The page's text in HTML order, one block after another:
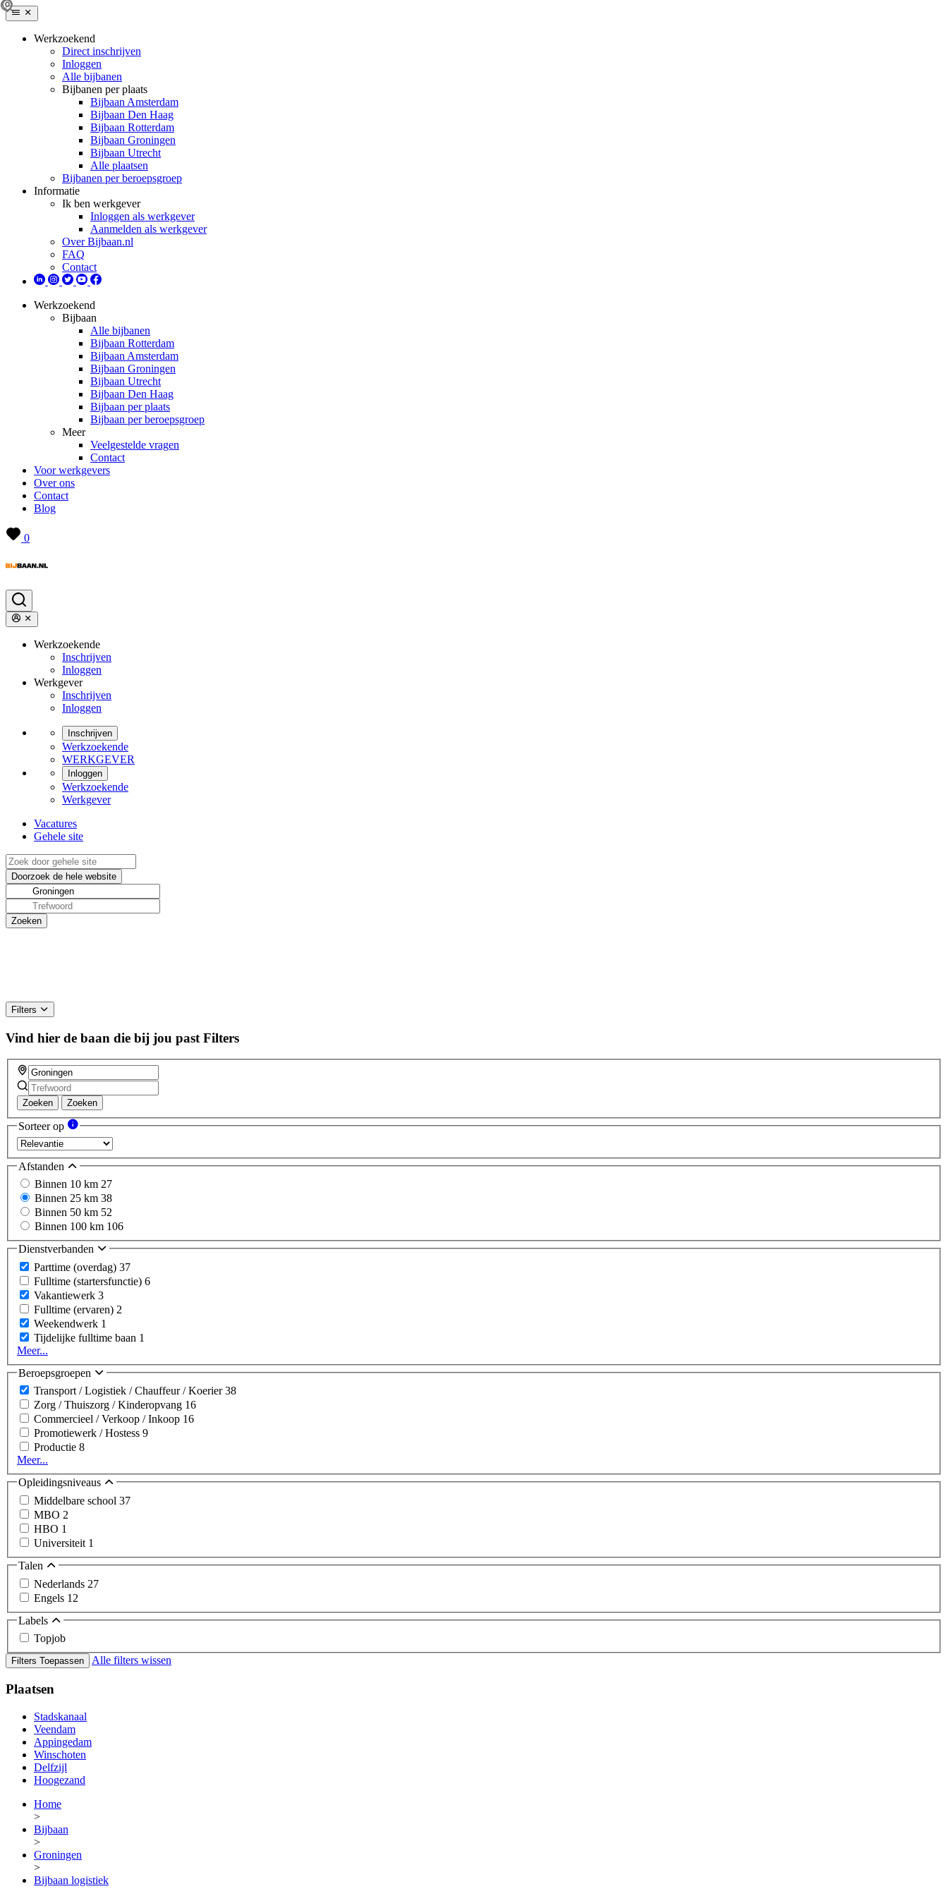
Werkzoekend
Direct inschrijven
Inloggen
Alle bijbanen
Bijbanen per plaats
Bijbaan Amsterdam
Bijbaan Den Haag
Bijbaan Rotterdam
Bijbaan Groningen
Bijbaan Utrecht
Alle plaatsen
Bijbanen per beroepsgroep
Informatie
Ik ben werkgever
Inloggen als werkgever
Aanmelden als werkgever
Over Bijbaan.nl
FAQ
Contact
Werkzoekend
Bijbaan
Alle bijbanen
Bijbaan Rotterdam
Bijbaan Amsterdam
Bijbaan Groningen
Bijbaan Utrecht
Bijbaan Den Haag
Bijbaan per plaats
Bijbaan per beroepsgroep
Meer
Veelgestelde vragen
Contact
Voor werkgevers
Over ons
Contact
Blog
0
Werkzoekende
Inschrijven
Inloggen
Werkgever
Inschrijven
Inloggen
Inschrijven
Werkzoekende
WERKGEVER
Inloggen
Werkzoekende
Werkgever
Vacatures
Gehele site
Filters
Vind hier de baan die bij jou past Filters
Zoeken Zoeken
Sorteer op
Afstanden
Binnen 10 km 27
Binnen 25 km 38
Binnen 50 km 52
Binnen 100 km 106
Dienstverbanden
Parttime (overdag) 37
Fulltime (startersfunctie) 6
Vakantiewerk 3
Fulltime (ervaren) 2
Weekendwerk 1
Tijdelijke fulltime baan 1
Meer...
Beroepsgroepen
Transport / Logistiek / Chauffeur / Koerier38
Zorg / Thuiszorg / Kinderopvang 16
Commercieel / Verkoop / Inkoop 16
Promotiewerk / Hostess 9
Productie 8
Meer...
Opleidingsniveaus
Middelbare school 37
MBO 2
HBO 1
Universiteit 1
Talen
Nederlands 27
Engels 12
Labels
Topjob
Filters Toepassen Alle filters wissen
Plaatsen
Stadskanaal
Veendam
Appingedam
Winschoten
Delfzijl
Hoogezand
Home
>
Bijbaan
>
Groningen
>
Bijbaan logistiek